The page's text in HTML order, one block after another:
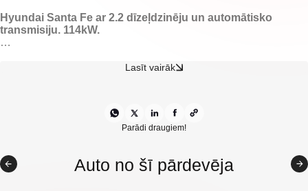
Hyundai Santa Fe ar 2.2 dīzeļdzinēju un automātisko
transmisiju. 114kW.
-Apsildāmas priekšējās sēdvietas.
-Kruīzkontrole.
-Tonēti aizmugurējie logi.
Lasīt vairāk
Parādi draugiem!
Auto no šī pārdevēja